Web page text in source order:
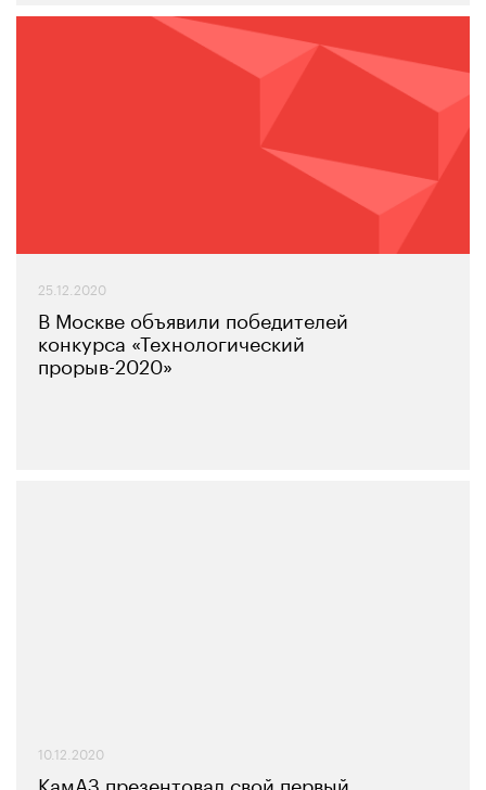
25.12.2020
В Москве объявили победителей
конкурса «Технологический
прорыв-2020»
10.12.2020
КамАЗ презентовал свой первый